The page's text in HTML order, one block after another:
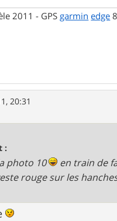
2011 - GPS garmin edge
20:31
:
photo 10
en train de
rouge sur les